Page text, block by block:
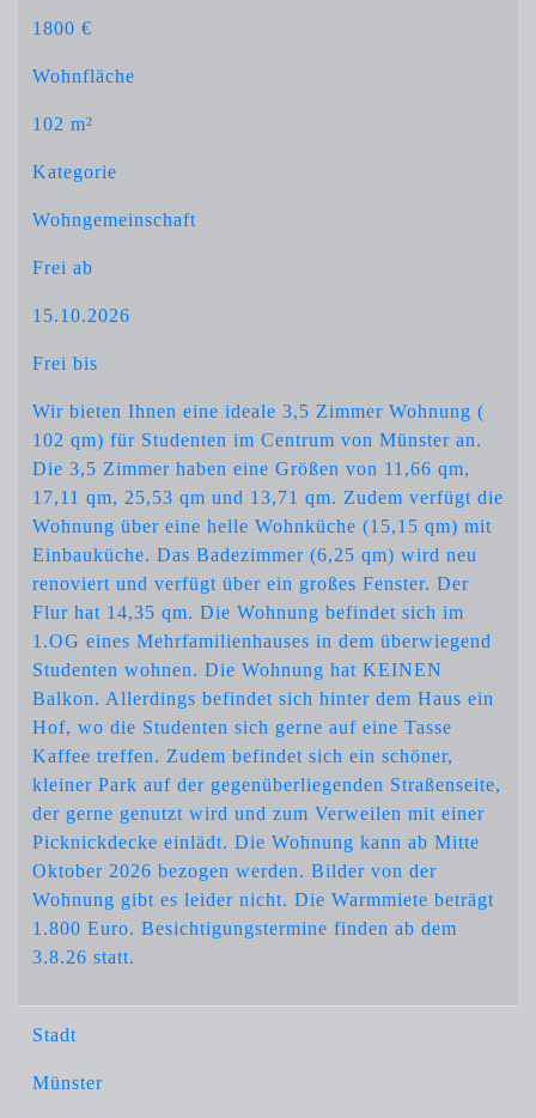
1800 €
Wohnfläche
102 m²
Kategorie
Wohngemeinschaft
Frei ab
15.10.2026
Frei bis
Wir bieten Ihnen eine ideale 3,5 Zimmer Wohnung (
102 qm) für Studenten im Centrum von Münster an.
Die 3,5 Zimmer haben eine Größen von 11,66 qm,
17,11 qm, 25,53 qm und 13,71 qm. Zudem verfügt die
Wohnung über eine helle Wohnküche (15,15 qm) mit
Einbauküche. Das Badezimmer (6,25 qm) wird neu
renoviert und verfügt über ein großes Fenster. Der
Flur hat 14,35 qm. Die Wohnung befindet sich im
1.OG eines Mehrfamilienhauses in dem überwiegend
Studenten wohnen. Die Wohnung hat KEINEN
Balkon. Allerdings befindet sich hinter dem Haus ein
Hof, wo die Studenten sich gerne auf eine Tasse
Kaffee treffen. Zudem befindet sich ein schöner,
kleiner Park auf der gegenüberliegenden Straßenseite,
der gerne genutzt wird und zum Verweilen mit einer
Picknickdecke einlädt. Die Wohnung kann ab Mitte
Oktober 2026 bezogen werden. Bilder von der
Wohnung gibt es leider nicht. Die Warmmiete beträgt
1.800 Euro. Besichtigungstermine finden ab dem
3.8.26 statt.
Stadt
Münster